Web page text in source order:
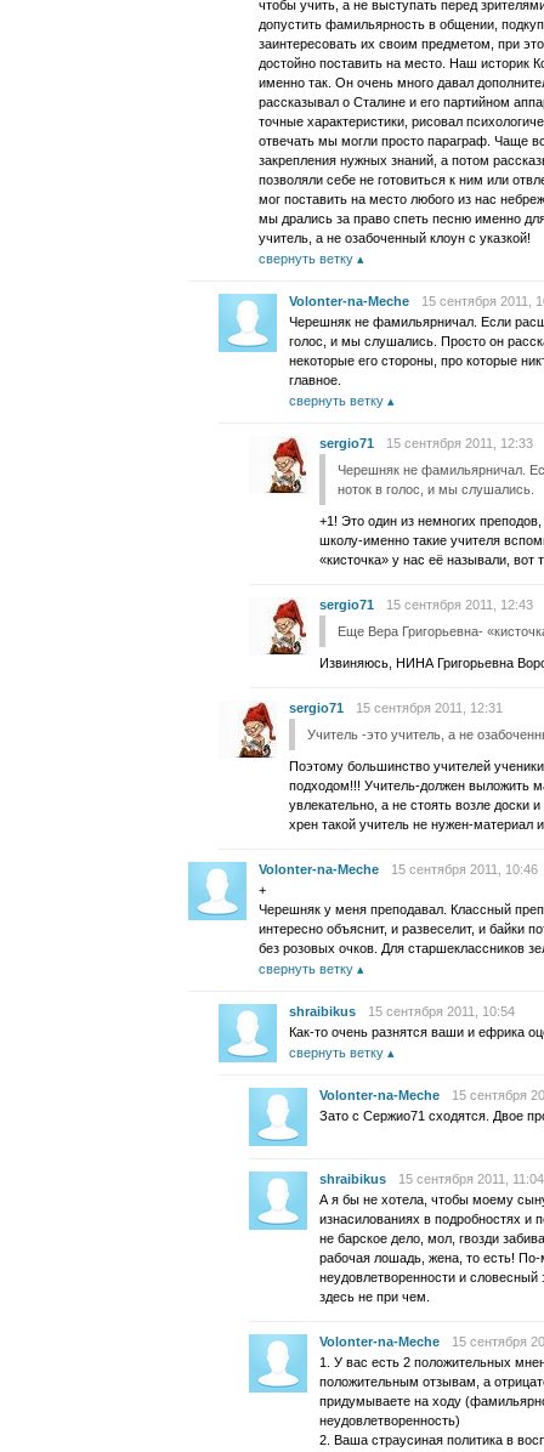
чтобы учить, а не выступать перед
допустить фамильярность в общении,
заинтересовать их своим предметом, при
достойно поставить на место. Наш историк
именно так. Он очень много давал
рассказывал о Сталине и его партийном
точные характеристики, рисовал
отвечать мы могли просто параграф. Чаще
закрепления нужных знаний, а потом
позволяли себе не готовиться к ним или
мог поставить на место любого из нас
мы дрались за право спеть песню именно
учитель, а не озабоченный клоун с указкой!
свернуть ветку
Volonter-na-Meche
15 сентября 2011,
Черешняк не фамильярничал. Если
голос, и мы слушались. Просто он
некоторые его стороны, про которые
главное.
свернуть ветку
sergio71
15 сентября 2011, 12:33
Черешняк не фамильярничал.
ноток в голос, и мы слушались.
+1! Это один из немногих
школу-именно такие учителя
«кисточка» у нас её называли, вот
sergio71
15 сентября 2011, 12:43
Еще Вера Григорьевна-
Извиняюсь, НИНА Григорьевна
sergio71
15 сентября 2011, 12:31
Учитель -это учитель, а не
Поэтому большинство учителей
подходом!!! Учитель-должен выложить
увлекательно, а не стоять возле доски
хрен такой учитель не нужен-материал
Volonter-na-Meche
15 сентября 2011, 10:46
+
Черешняк у меня преподавал. Классный
интересно объяснит, и развеселит, и байки
без розовых очков. Для старшеклассников
свернуть ветку
shraibikus
15 сентября 2011, 10:54
Как-то очень разнятся ваши и ефрика
свернуть ветку
Volonter-na-Meche
15 сентября
Зато с Сержио71 сходятся. Двое
shraibikus
15 сентября 2011, 11:04
А я бы не хотела, чтобы моему
изнасилованиях в подробностях и
не барское дело, мол, гвозди
рабочая лошадь, жена, то есть!
неудовлетворенности и словесный
здесь не при чем.
Volonter-na-Meche
15 сентября
1. У вас есть 2 положительных
положительным отзывам, а
придумываете на ходу
неудовлетворенность)
2. Ваша страусиная политика в